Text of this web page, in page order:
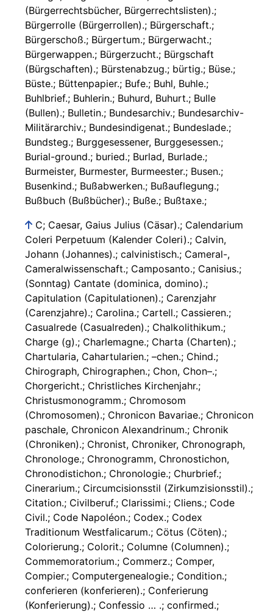
(Bürgerrechtsbücher, Bürgerrechtslisten).;
Bürgerrolle (Bürgerrollen).; Bürgerschaft.;
Bürgerschoß.; Bürgertum.; Bürgerwacht.;
Bürgerwappen.; Bürgerzucht.; Bürgschaft
(Bürgschaften).; Bürstenabzug.; bürtig.; Büse.;
Büste.; Büttenpapier.; Bufe.; Buhl, Buhle.;
Buhlbrief.; Buhlerin.; Buhurd, Buhurt.; Bulle
(Bullen).; Bulletin.; Bundesarchiv.; Bundesarchiv-
Militärarchiv.; Bundesindigenat.; Bundeslade.;
Bundsteg.; Burggesessener, Burggesessen.;
Burial-ground.; buried.; Burlad, Burlade.;
Burmeister, Burmester, Burmeester.; Busen.;
Busenkind.; Bußabwerken.; Bußauflegung.;
Bußbuch (Bußbücher).; Buße.; Bußtaxe.;
C; Caesar, Gaius Julius (Cäsar).; Calendarium
Coleri Perpetuum (Kalender Coleri).; Calvin,
Johann (Johannes).; calvinistisch.; Cameral-,
Cameralwissenschaft.; Camposanto.; Canisius.;
(Sonntag) Cantate (dominica, domino).;
Capitulation (Capitulationen).; Carenzjahr
(Carenzjahre).; Carolina.; Cartell.; Cassieren.;
Casualrede (Casualreden).; Chalkolithikum.;
Charge (g).; Charlemagne.; Charta (Charten).;
Chartularia, Cahartularien.; –chen.; Chind.;
Chirograph, Chirographen.; Chon, Chon–.;
Chorgericht.; Christliches Kirchenjahr.;
Christusmonogramm.; Chromosom
(Chromosomen).; Chronicon Bavariae.; Chronicon
paschale, Chronicon Alexandrinum.; Chronik
(Chroniken).; Chronist, Chroniker, Chronograph,
Chronologe.; Chronogramm, Chronostichon,
Chronodistichon.; Chronologie.; Churbrief.;
Cinerarium.; Circumcisionsstil (Zirkumzisionsstil).;
Citation.; Civilberuf.; Clarissimi.; Cliens.; Code
Civil.; Code Napoléon.; Codex.; Codex
Traditionum Westfalicarum.; Cötus (Cöten).;
Colorierung.; Colorit.; Columne (Columnen).;
Commemoratorium.; Commerz.; Comper,
Compier.; Computergenealogie.; Condition.;
conferieren (konferieren).; Conferierung
(Konferierung).; Confessio … .; confirmed.;